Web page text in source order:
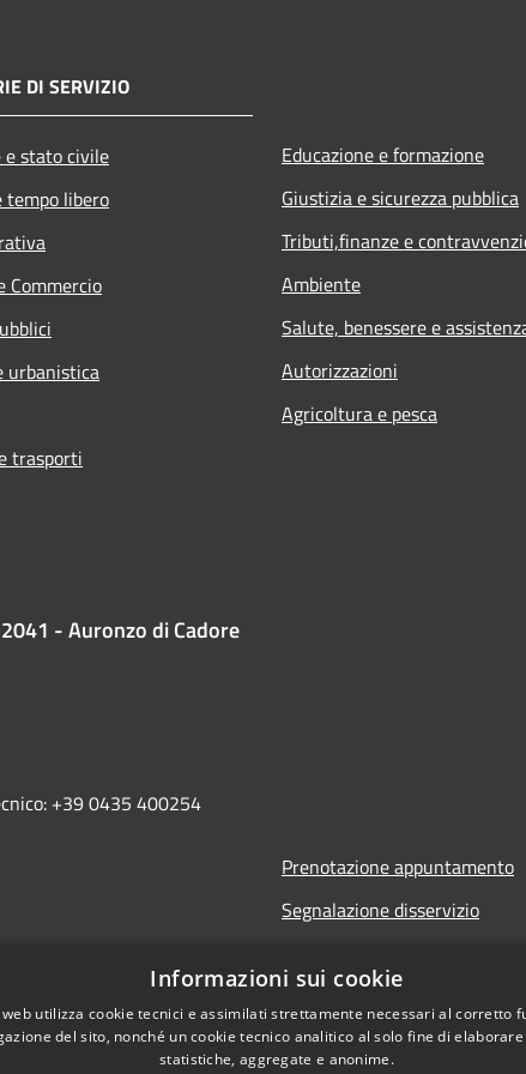
DI SERVIZIO
e stato civile
tempo libero
Commercio
urbanistica
trasporti
Educazione e formazione
Giustizia e sicurezza pubblica
Tributi,finanze e
Ambiente
Salute, benessere e
Autorizzazioni
Agricoltura e pesca
- Auronzo di Cadore
+39 0435 400254
Prenotazione appuntamento
Segnalazione disservizio
Richiesta assistenza
Informazioni sui cookie
utilizza cookie tecnici e assimilati strettamente necessari al corretto
del sito, nonché un cookie tecnico analitico al solo fine di
statistiche, aggregate e anonime.